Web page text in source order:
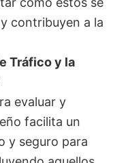
contribuyen a la
Tráfico y la
evaluar y
facilita un
y seguro para